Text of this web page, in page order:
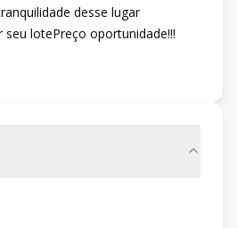
desse lugar
lotePreço oportunidade!!!